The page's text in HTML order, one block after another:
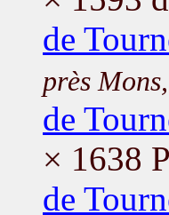
de
près
de
× 1638
de